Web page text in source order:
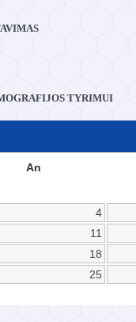
TYRIMUI
An
4
11
18
25